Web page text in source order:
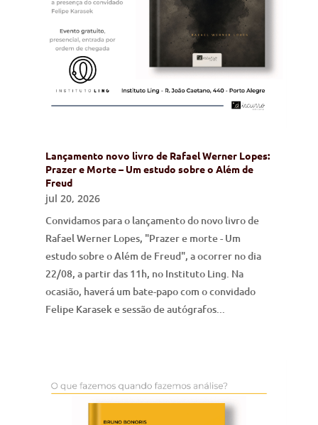
Lançamento novo livro de Rafael Werner Lopes:
Prazer e Morte – Um estudo sobre o Além de
Freud
jul 20, 2026
Convidamos para o lançamento do novo livro de
Rafael Werner Lopes, "Prazer e morte - Um
estudo sobre o Além de Freud", a ocorrer no dia
22/08, a partir das 11h, no Instituto Ling. Na
ocasião, haverá um bate-papo com o convidado
Felipe Karasek e sessão de autógrafos...